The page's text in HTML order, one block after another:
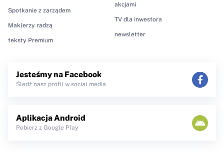
Spotkanie z zarządem
Maklerzy radzą
teksty Premium
akcjami
TV dla inwestora
newsletter
Jesteśmy na Facebook
Śledź nasz profil w social media
Aplikacja Android
Pobierz z Google Play